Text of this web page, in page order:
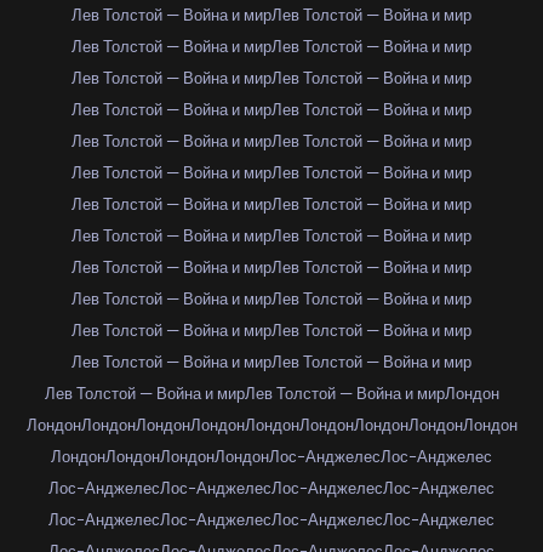
Лев Толстой — Война и мирЛев Толстой — Война и мир
Лев Толстой — Война и мирЛев Толстой — Война и мир
Лев Толстой — Война и мирЛев Толстой — Война и мир
Лев Толстой — Война и мирЛев Толстой — Война и мир
Лев Толстой — Война и мирЛев Толстой — Война и мир
Лев Толстой — Война и мирЛев Толстой — Война и мир
Лев Толстой — Война и мирЛев Толстой — Война и мир
Лев Толстой — Война и мирЛев Толстой — Война и мир
Лев Толстой — Война и мирЛев Толстой — Война и мир
Лев Толстой — Война и мирЛев Толстой — Война и мир
Лев Толстой — Война и мирЛев Толстой — Война и мир
Лев Толстой — Война и мирЛев Толстой — Война и мир
Лев Толстой — Война и мирЛев Толстой — Война и мирЛондон
ЛондонЛондонЛондонЛондонЛондонЛондонЛондонЛондонЛондон
ЛондонЛондонЛондонЛондонЛос-АнджелесЛос-Анджелес
Лос-АнджелесЛос-АнджелесЛос-АнджелесЛос-Анджелес
Лос-АнджелесЛос-АнджелесЛос-АнджелесЛос-Анджелес